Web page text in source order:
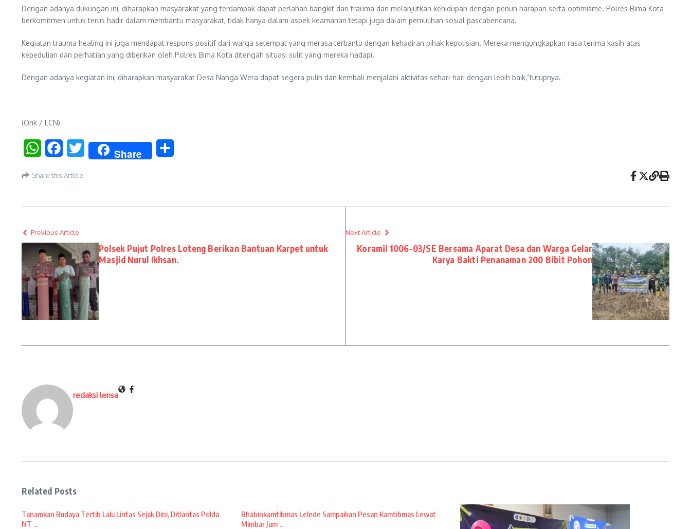
Dengan adanya dukungan ini, diharapkan masyarakat yang terdampak dapat perlahan bangkit dari trauma dan melanjutkan kehidupan dengan penuh harapan serta optimisme. Polres Bima Kota
berkomitmen untuk terus hadir dalam membantu masyarakat, tidak hanya dalam aspek keamanan tetapi juga dalam pemulihan sosial pascabencana.
Kegiatan trauma healing ini juga mendapat respons positif dari warga setempat yang merasa terbantu dengan kehadiran pihak kepolisian. Mereka mengungkapkan rasa terima kasih atas
kepedulian dan perhatian yang diberikan oleh Polres Bima Kota ditengah situasi sulit yang mereka hadapi.
Dengan adanya kegiatan ini, diharapkan masyarakat Desa Nanga Wera dapat segera pulih dan kembali menjalani aktivitas sehari-hari dengan lebih baik,”tutupnya.
(Orik / LCN)
WhatsAppFacebookTwitter Share
Share this Article
Previous Article
Polsek Pujut Polres Loteng Berikan Bantuan Karpet untuk
Masjid Nurul Ikhsan.
Next Article
Koramil 1006-03/SE Bersama Aparat Desa dan Warga Gelar
Karya Bakti Penanaman 200 Bibit Pohon
redaksi lensa
Related Posts
Tanamkan Budaya Tertib Lalu Lintas Sejak Dini, Ditlantas Polda
NT ...
Bhabinkamtibmas Lelede Sampaikan Pesan Kamtibmas Lewat
Mimbar Jum ...